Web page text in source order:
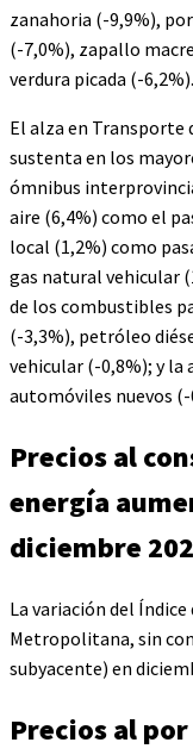
zanahoria (-9,9%),
(-7,0%), zapallo
verdura picada (-6,2%).
El alza en Transporte
sustenta en los
ómnibus
aire (6,4%) como el
local (1,2%) como
gas natural vehicular
de los combustibles
(-3,3%), petróleo
vehicular (-0,8%); y la
automóviles nuevos
Precios al
energía
diciembre
La variación del
Metropolitana, sin
subyacente) en
Precios al